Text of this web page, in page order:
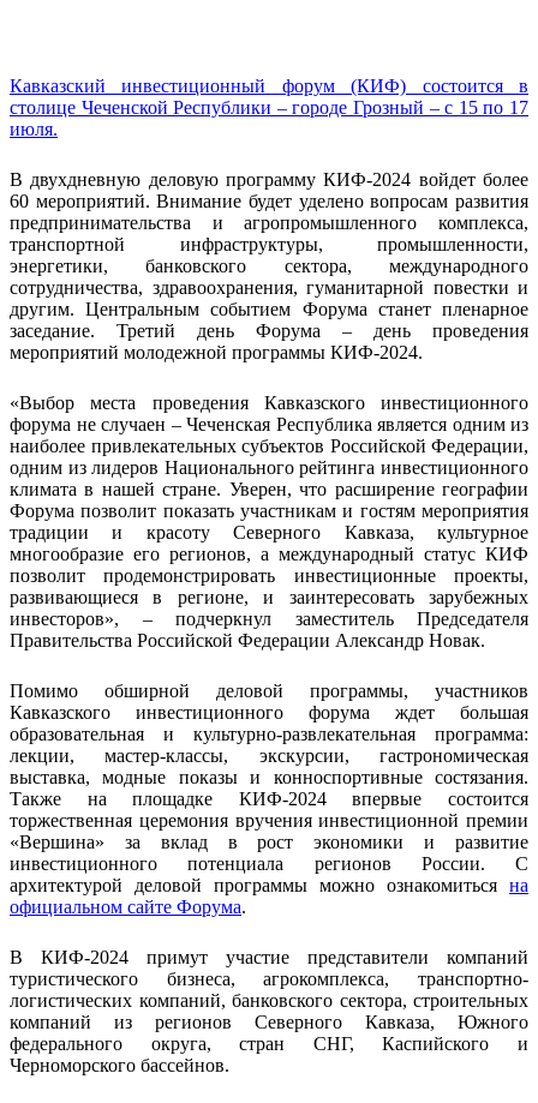
Кавказский инвестиционный форум (КИФ) состоится в
столице Чеченской Республики – городе Грозный – с 15 по 17
июля.
В двухдневную деловую программу КИФ-2024 войдет более
60 мероприятий. Внимание будет уделено вопросам развития
предпринимательства и агропромышленного комплекса,
транспортной инфраструктуры, промышленности,
энергетики, банковского сектора, международного
сотрудничества, здравоохранения, гуманитарной повестки и
другим. Центральным событием Форума станет пленарное
заседание. Третий день Форума – день проведения
мероприятий молодежной программы КИФ-2024.
«Выбор места проведения Кавказского инвестиционного
форума не случаен – Чеченская Республика является одним из
наиболее привлекательных субъектов Российской Федерации,
одним из лидеров Национального рейтинга инвестиционного
климата в нашей стране. Уверен, что расширение географии
Форума позволит показать участникам и гостям мероприятия
традиции и красоту Северного Кавказа, культурное
многообразие его регионов, а международный статус КИФ
позволит продемонстрировать инвестиционные проекты,
развивающиеся в регионе, и заинтересовать зарубежных
инвесторов», – подчеркнул заместитель Председателя
Правительства Российской Федерации Александр Новак.
Помимо обширной деловой программы, участников
Кавказского инвестиционного форума ждет большая
образовательная и культурно-развлекательная программа:
лекции, мастер-классы, экскурсии, гастрономическая
выставка, модные показы и конноспортивные состязания.
Также на площадке КИФ-2024 впервые состоится
торжественная церемония вручения инвестиционной премии
«Вершина» за вклад в рост экономики и развитие
инвестиционного потенциала регионов России. С
архитектурой деловой программы можно ознакомиться на
официальном сайте Форума.
В КИФ-2024 примут участие представители компаний
туристического бизнеса, агрокомплекса, транспортно-
логистических компаний, банковского сектора, строительных
компаний из регионов Северного Кавказа, Южного
федерального округа, стран СНГ, Каспийского и
Черноморского бассейнов.